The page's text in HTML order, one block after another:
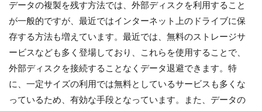
データの複製を残す方法では、外部ディスクを利用すること
が一般的ですが、最近ではインターネット上のドライブに保
存する方法も増えています。最近では、無料のストレージサ
ービスなども多く登場しており、これらを使用することで、
外部ディスクを接続することなくデータ退避できます。特
に、一定サイズの利用では無料としているサービスも多くな
っているため、有効な手段となっています。また、データの